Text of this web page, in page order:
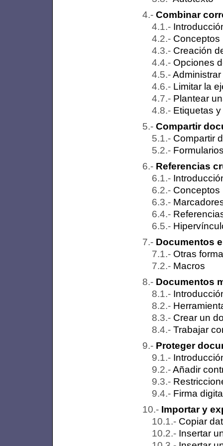
Combinar
Conceptos
Creación
Opciones
Limitar la
Plantear
Etiquetas
Compartir
Compartir
Referencias
Conceptos
Documentos
Otras
Macros
Documentos
Crear un
Trabajar
Proteger
Añadir
Firma
Importar y
Copiar
Insertar